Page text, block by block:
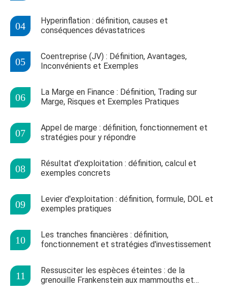
Hyperinflation : définition, causes et
conséquences dévastatrices
Coentreprise (JV) : Définition, Avantages,
Inconvénients et Exemples
La Marge en Finance : Définition, Trading sur
Marge, Risques et Exemples Pratiques
Appel de marge : définition, fonctionnement et
stratégies pour y répondre
Résultat d'exploitation : définition, calcul et
exemples concrets
Levier d'exploitation : définition, formule, DOL et
exemples pratiques
Les tranches financières : définition,
fonctionnement et stratégies d'investissement
Ressusciter les espèces éteintes : de la
grenouille Frankenstein aux mammouths et